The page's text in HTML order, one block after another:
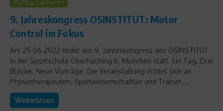
Richtig trainieren
9. Jahreskongress OSINSTITUT: Motor
Control im Fokus
Am 25.06.2022 findet der 9. Jahreskongress des OSINSTITUT
in der Sportschule Oberhaching b. München statt. Ein Tag. Drei
Blöcke. Neun Vorträge. Die Veranstaltung richtet sich an
Physiotherapeuten, Sportwissenschaftler und Trainer....
Weiterlesen